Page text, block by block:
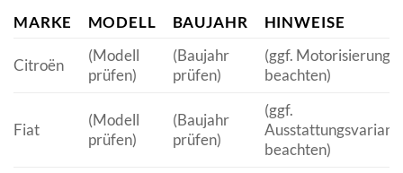
MARKE MODELL BAUJAHR HINWEISE
Citroën
(Modell
prüfen)
(Baujahr
prüfen)
(ggf. Motorisierung
beachten)
Fiat
(Modell
prüfen)
(Baujahr
prüfen)
(ggf.
beachten)